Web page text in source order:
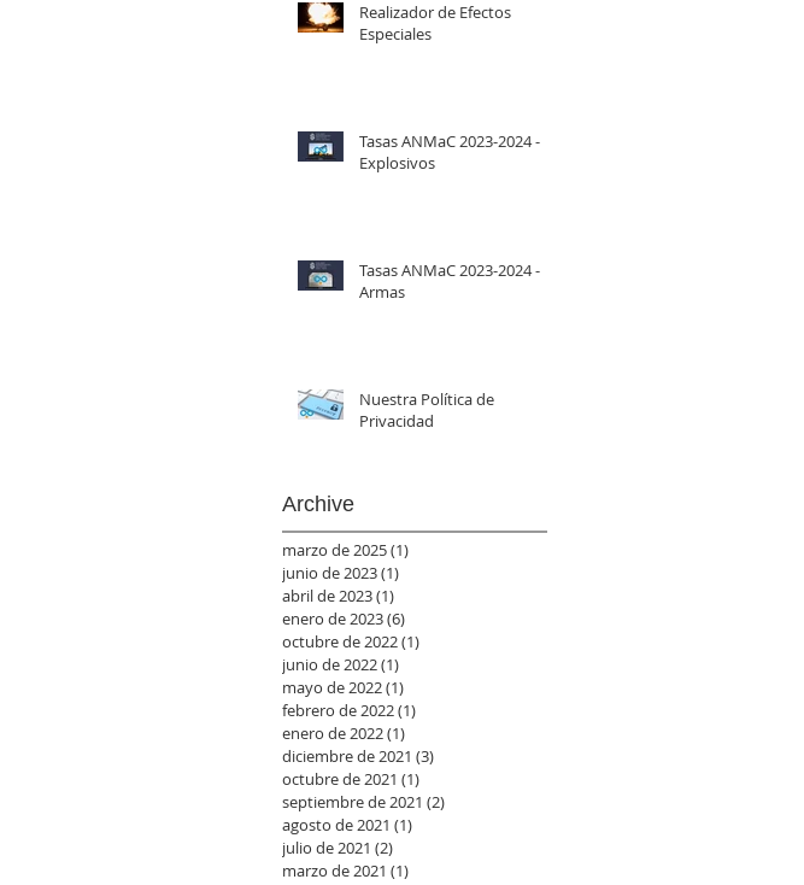
Realizador de Efectos
Especiales
Tasas ANMaC 2023-2024 -
Explosivos
Tasas ANMaC 2023-2024 -
Armas
Nuestra Política de
Privacidad
Archive
marzo de 2025(1)
junio de 2023(1)
abril de 2023(1)
enero de 2023(6)
octubre de 2022(1)
junio de 2022(1)
mayo de 2022(1)
febrero de 2022(1)
enero de 2022(1)
diciembre de 2021 (3)
octubre de 2021 (1)
septiembre de 2021 (2)
agosto de 2021 (1)
julio de 2021 (2)
marzo de 2021 (1)